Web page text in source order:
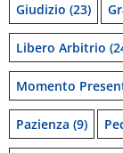
Giudizio (23)
Libero Arbitrio
Momento
Pazienza (9)